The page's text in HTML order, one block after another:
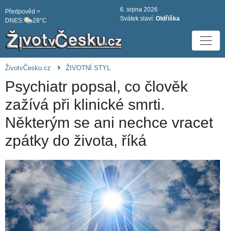
DNES: 28°C
Předpověd >
6. srpna 2026
Svátek slaví: Oldřiška
ŽivotvČesku.cz ŽIVOTNÍ STYL
Psychiatr popsal, co člověk
zažívá při klinické smrti.
Některým se ani nechce vracet
zpátky do života, říká